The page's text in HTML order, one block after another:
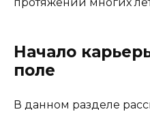
Начало
поле
В данном разделе